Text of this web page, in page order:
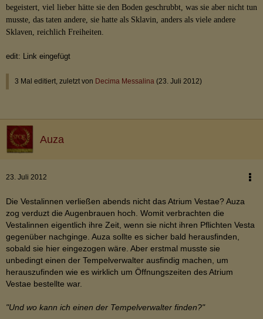
begeistert, viel lieber hätte sie den Boden geschrubbt, was sie aber nicht tun
musste, das taten andere, sie hatte als Sklavin, anders als viele andere
Sklaven, reichlich Freiheiten.
edit: Link eingefügt
3 Mal editiert, zuletzt von Decima Messalina (23. Juli 2012)
Auza
23. Juli 2012
Die Vestalinnen verließen abends nicht das Atrium Vestae? Auza
zog verduzt die Augenbrauen hoch. Womit verbrachten die
Vestalinnen eigentlich ihre Zeit, wenn sie nicht ihren Pflichten Vesta
gegenüber nachginge. Auza sollte es sicher bald herausfinden,
sobald sie hier eingezogen wäre. Aber erstmal musste sie
unbedingt einen der Tempelverwalter ausfindig machen, um
herauszufinden wie es wirklich um Öffnungszeiten des Atrium
Vestae bestellte war.
"Und wo kann ich einen der Tempelverwalter finden?"